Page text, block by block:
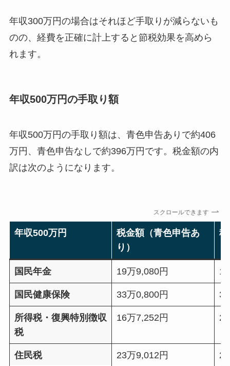
年収300万円の場合はそれほど手取りが減らないも
のの、経費を正確に計上すると節税効果を高めら
れます。
年収500万円の手取り額
年収500万円の手取り額は、青色申告ありで約406
万円、青色申告なしで約396万円です。税金額の内
訳は次のようになります。
スクロールできます
年収500万円
税金額（青色申告あ
り）
国民年金 19万9,080円
国民健康保険 33万0,800円
所得税・復興特別徴収
税
16万7,252円
住民税 23万9,012円